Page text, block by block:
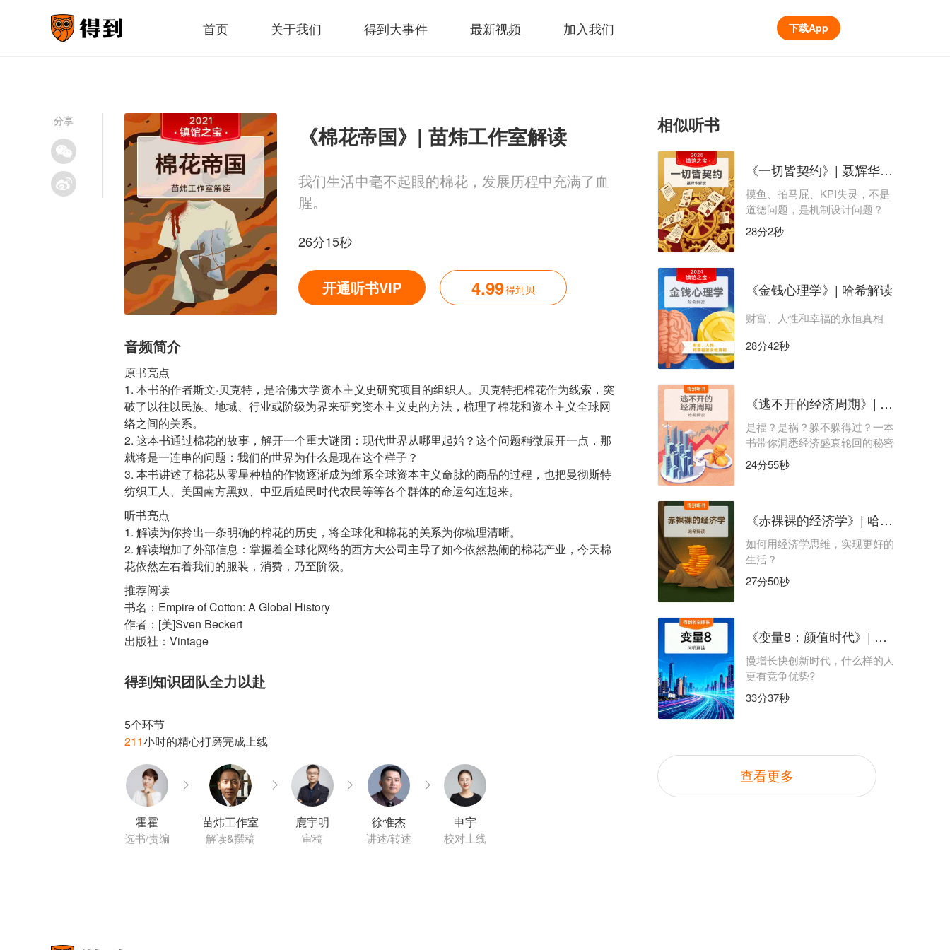
首页 关于我们 得到大事件 最新视频 加入我们 下载App
分享
《棉花帝国》| 苗炜工作室解读
我们生活中毫不起眼的棉花，发展历程中充满了血
腥。
26分15秒
开通听书VIP 4.99得到贝
音频简介
原书亮点
1. 本书的作者斯文·贝克特，是哈佛大学资本主义史研究项目的组织人。贝克特把棉花作为线索，突
破了以往以民族、地域、行业或阶级为界来研究资本主义史的方法，梳理了棉花和资本主义全球网
络之间的关系。
2. 这本书通过棉花的故事，解开一个重大谜团：现代世界从哪里起始？这个问题稍微展开一点，那
就将是一连串的问题：我们的世界为什么是现在这个样子？
3. 本书讲述了棉花从零星种植的作物逐渐成为维系全球资本主义命脉的商品的过程，也把曼彻斯特
听书亮点
1. 解读为你拎出一条明确的棉花的历史，将全球化和棉花的关系为你梳理清晰。
2. 解读增加了外部信息：掌握着全球化网络的西方大公司主导了如今依然热闹的棉花产业，今天棉
推荐阅读
书名：Empire of Cotton: A Global History
作者：[美]Sven Beckert
出版社：Vintage
得到知识团队全力以赴
5个环节
211
小时的精心打磨完成上线
霍霍
选书/责编
苗炜工作室
解读&撰稿
鹿宇明
审稿
徐惟杰
讲述/转述
申宇
校对上线
相似听书
《一切皆契约》| 聂辉华解读
摸鱼、拍马屁、KPI失灵，不是
道德问题，是机制设计问题？
28分2秒
《金钱心理学》| 哈希解读
财富、人性和幸福的永恒真相
28分42秒
《逃不开的经济周期》| 哈希解读
是福？是祸？躲不躲得过？一本
书带你洞悉经济盛衰轮回的秘密
24分55秒
《赤裸裸的经济学》| 哈希解读
如何用经济学思维，实现更好的
生活？
27分50秒
《变量8：颜值时代》| 何帆解读
慢增长快创新时代，什么样的人
更有竞争优势?
33分37秒
查看更多